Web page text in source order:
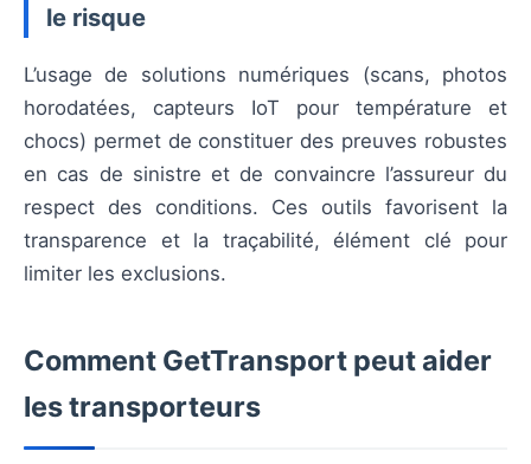
le risque
L’usage de solutions numériques (scans, photos
horodatées, capteurs IoT pour température et
chocs) permet de constituer des preuves robustes
en cas de sinistre et de convaincre l’assureur du
respect des conditions. Ces outils favorisent la
transparence et la traçabilité, élément clé pour
limiter les exclusions.
Comment GetTransport peut aider
les transporteurs